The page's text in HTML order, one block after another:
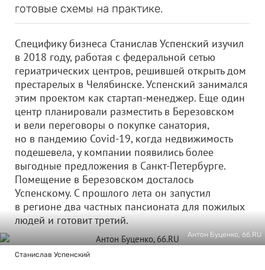
готовые схемы на практике.
Специфику бизнеса Станислав Успенский изучил
в 2018 году, работая с федеральной сетью
гериатрических центров, решившей открыть дом
престарелых в Челябинске. Успенский занимался
этим проектом как стартап-менеджер. Еще один
центр планировали разместить в Березовском
и вели переговоры о покупке санатория,
но в пандемию Covid-19, когда недвижимость
подешевела, у компании появились более
выгодные предложения в Санкт-Петербурге.
Помещение в Березовском досталось
Успенскому. С прошлого лета он запустил
в регионе два частных пансионата для пожилых
людей и готовит третий.
Антон Буценко, 66.RU
Станислав Успенский